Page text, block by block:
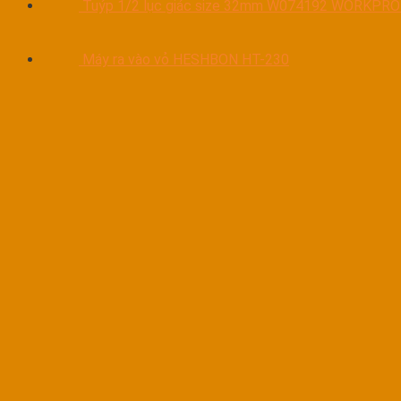
Tuýp 1/2 lục giác size 32mm W074192 WORKPRO
Máy ra vào vỏ HESHBON HT-230